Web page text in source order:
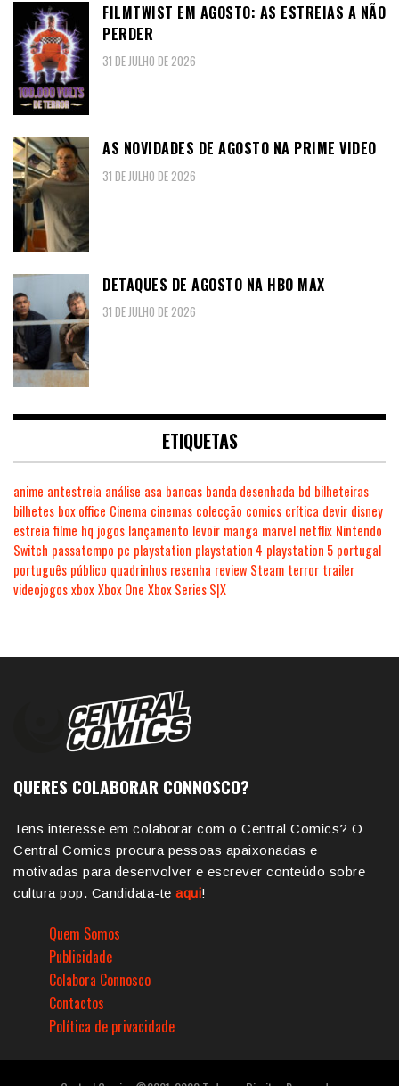
FILMTWIST EM AGOSTO: AS ESTREIAS A NÃO
PERDER
31 DE JULHO DE 2026
AS NOVIDADES DE AGOSTO NA PRIME VIDEO
31 DE JULHO DE 2026
DETAQUES DE AGOSTO NA HBO MAX
31 DE JULHO DE 2026
ETIQUETAS
anime antestreia análise asa bancas banda desenhada bd bilheteiras
bilhetes box office Cinema cinemas colecção comics crítica devir disney
estreia filme hq jogos lançamento levoir manga marvel netflix Nintendo
Switch passatempo pc playstation playstation 4 playstation 5 portugal
português público quadrinhos resenha review Steam terror trailer
videojogosxboxXbox One Xbox Series S|X
QUERES COLABORAR CONNOSCO?
Tens interesse em colaborar com o Central Comics? O
Central Comics procura pessoas apaixonadas e
motivadas para desenvolver e escrever conteúdo sobre
cultura pop. Candidata-te aqui!
Quem Somos
Publicidade
Colabora Connosco
Contactos
Política de privacidade